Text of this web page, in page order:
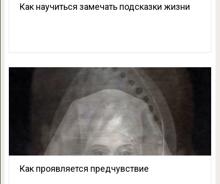
Как научиться замечать подсказки жизни
Как проявляется предчувствие